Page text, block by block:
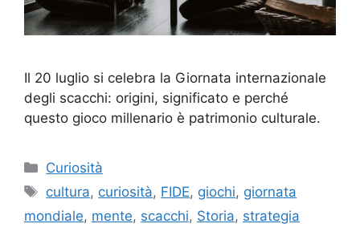
Il 20 luglio si celebra la Giornata internazionale
degli scacchi: origini, significato e perché
questo gioco millenario è patrimonio culturale.
Categorie
Curiosità
Tag
cultura, curiosità, FIDE, giochi, giornata
mondiale, mente, scacchi, Storia, strategia